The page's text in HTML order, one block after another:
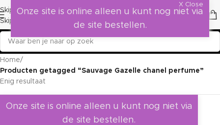
Skip to navigation
Skip to main content
Home/
Producten getagged “Sauvage Gazelle chanel perfume”
Enig resultaat
Onze site is online alleen u kunt nog niet via
de site bestellen.
X Close
Onze site is online alleen u kunt nog niet via
de site bestellen.